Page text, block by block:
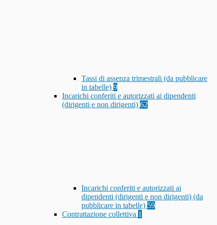
Tassi di assenza trimestrali (da pubblicare
in tabelle) 9
Incarichi conferiti e autorizzati ai dipendenti
(dirigenti e non dirigenti) 62
Incarichi conferiti e autorizzati ai
dipendenti (dirigenti e non dirigenti) (da
pubblicare in tabelle) 59
Contrattazione collettiva 1